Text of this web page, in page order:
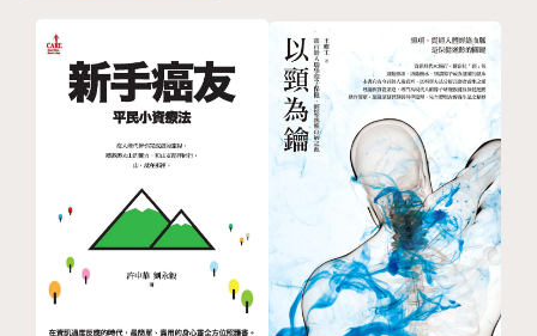
農產品可能有農藥殘留，但殘留的農藥濃度是否足夠
造成危害？
市售維他命還有植物性營養補充品真的只有好處嗎？
雙酚A是什麼，到底有沒有那麼恐怖？
雙酚A有多毒？風險評估實況演練
除了思考問題，作者更以情境故事的方式 帶領讀
者演練風險評估過程中的思考策略，並以不同主題說明
面對各種潛在毒物危害的應對方式。從醫藥到日常生活
參考書目